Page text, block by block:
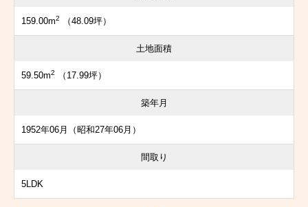
159.00m2 （48.09坪）
土地面積
59.50m2 （17.99坪）
築年月
1952年06月（昭和27年06月）
間取り
5LDK